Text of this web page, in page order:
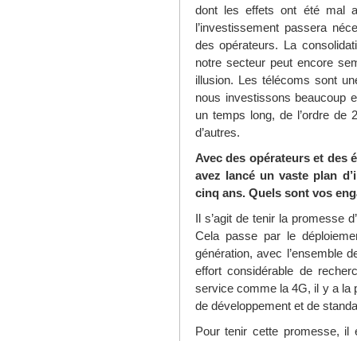
dont les effets ont été mal
l’investissement passera
des opérateurs. La
notre secteur peut encore
illusion. Les télécoms sont
nous investissons beaucoup
un temps long, de l’ordre de
d’autres.
Avec des opérateurs et des
avez lancé un vaste plan
cinq ans. Quels sont vos
Il s’agit de tenir la promesse
Cela passe par le
génération, avec l’ensemble
effort considérable de
service comme la 4G, il y a la
de développement et de
Pour tenir cette promesse,